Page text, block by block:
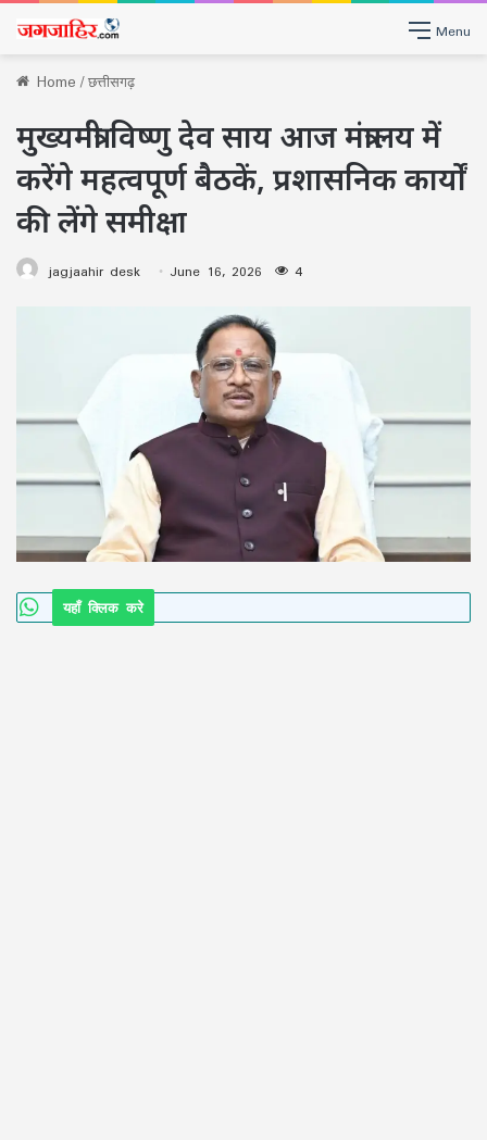
Menu
Home/छत्तीसगढ़
मुख्यमंत्री विष्णु देव साय आज मंत्रालय में
करेंगे महत्वपूर्ण बैठकें, प्रशासनिक कार्यों
की लेंगे समीक्षा
jagjaahir desk June 16, 2026 4
यहाँ क्लिक करे